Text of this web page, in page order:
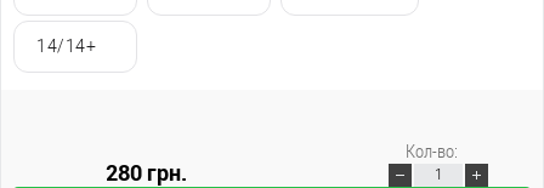
14/14+
280 грн.
Кол-во: